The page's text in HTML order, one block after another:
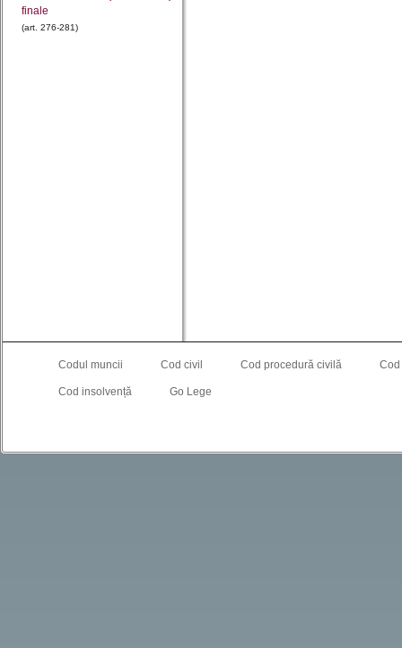
finale
(art. 276-281)
Codul muncii Cod civil Cod procedură civilă
Cod insolvență Go Lege